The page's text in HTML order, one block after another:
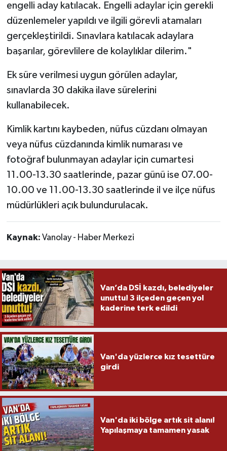
engelli aday katılacak. Engelli adaylar için gerekli
düzenlemeler yapıldı ve ilgili görevli atamaları
gerçekleştirildi. Sınavlara katılacak adaylara
başarılar, görevlilere de kolaylıklar dilerim."
Ek süre verilmesi uygun görülen adaylar,
sınavlarda 30 dakika ilave sürelerini
kullanabilecek.
Kimlik kartını kaybeden, nüfus cüzdanı olmayan
veya nüfus cüzdanında kimlik numarası ve
fotoğraf bulunmayan adaylar için cumartesi
11.00-13.30 saatlerinde, pazar günü ise 07.00-
10.00 ve 11.00-13.30 saatlerinde il ve ilçe nüfus
müdürlükleri açık bulundurulacak.
Kaynak: Vanolay - Haber Merkezi
Van’da DSİ kazdı, belediyeler
unuttu! 3 ilçeden geçen yol
kaderine terk edildi
Van'da yüzlerce kız tesettüre
girdi
Van'da iki bölge artık sit alanı!
Yapılaşmaya tamamen yasak